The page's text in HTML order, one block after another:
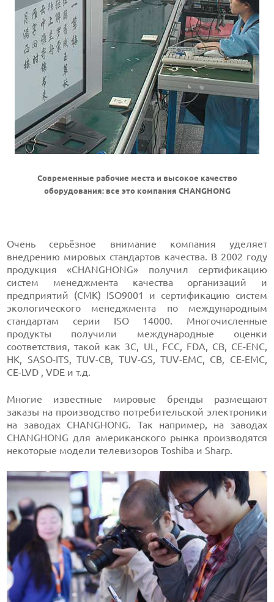
Современные рабочие места и высокое качество
оборудования: все это компания CHANGHONG
Очень серьёзное внимание компания уделяет
внедрению мировых стандартов качества. В 2002 году
продукция «CHANGHONG» получил сертификацию
систем менеджмента качества организаций и
предприятий (СМК) ISO9001 и сертификацию систем
экологического менеджмента по международным
стандартам серии ISO 14000. Многочисленные
продукты получили международные оценки
соответствия, такой как 3C, UL, FCC, FDA, CB, CE-ENC,
HK, SASO-ITS, TUV-CB, TUV-GS, TUV-EMC, CB, CE-EMC,
CE-LVD , VDE и т.д.
Многие известные мировые бренды размещают
заказы на производство потребительской электроники
на заводах CHANGHONG. Так например, на заводах
CHANGHONG для американского рынка производятся
некоторые модели телевизоров Toshiba и Sharp.